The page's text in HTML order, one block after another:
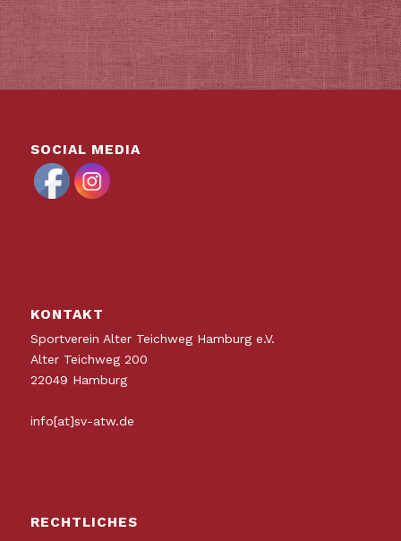
SOCIAL MEDIA
KONTAKT
Sportverein Alter Teichweg Hamburg e.V.
Alter Teichweg 200
22049 Hamburg
info[at]sv-atw.de
RECHTLICHES